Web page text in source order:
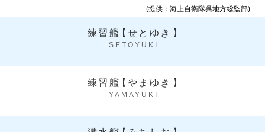
(提供：海上自衛隊呉地方総監部)
練習艦【 せとゆき 】
SETOYUKI
練習艦【 やまゆき 】
YAMAYUKI